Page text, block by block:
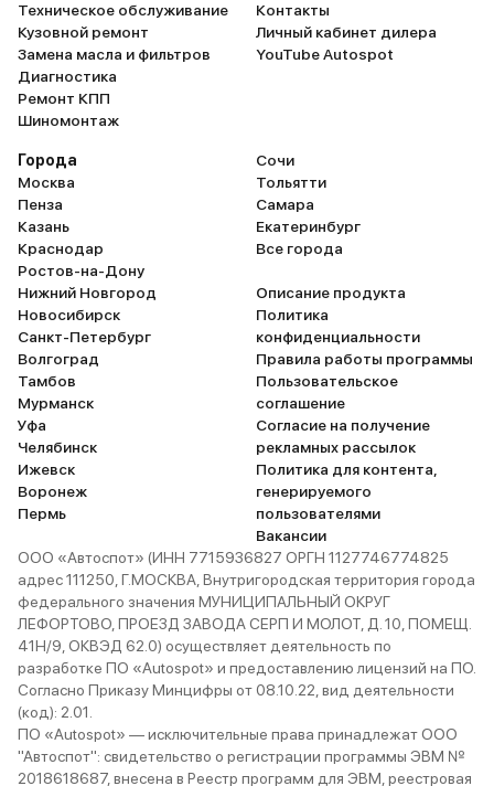
Техническое обслуживание
Кузовной ремонт
Замена масла и фильтров
Диагностика
Ремонт КПП
Шиномонтаж
Контакты
Личный кабинет дилера
YouTube Autospot
Города
Москва
Пенза
Казань
Краснодар
Ростов-на-Дону
Нижний Новгород
Новосибирск
Санкт-Петербург
Волгоград
Тамбов
Мурманск
Уфа
Челябинск
Ижевск
Воронеж
Пермь
Сочи
Тольятти
Самара
Екатеринбург
Все города
Описание продукта
Политика
конфиденциальности
Правила работы программы
Пользовательское
соглашение
Согласие на получение
рекламных рассылок
Политика для контента,
генерируемого
пользователями
Вакансии
ООО «Автоспот» (ИНН 7715936827 ОРГН 1127746774825
адрес 111250, Г.МОСКВА, Внутригородская территория города
федерального значения МУНИЦИПАЛЬНЫЙ ОКРУГ
ЛЕФОРТОВО, ПРОЕЗД ЗАВОДА СЕРП И МОЛОТ, Д. 10, ПОМЕЩ.
41Н/9, ОКВЭД 62.0) осуществляет деятельность по
разработке ПО «Autospot» и предоставлению лицензий на ПО.
Согласно Приказу Минцифры от 08.10.22, вид деятельности
(код): 2.01.
ПО «Autospot» — исключительные права принадлежат ООО
"Автоспот": свидетельство о регистрации программы ЭВМ №
2018618687, внесена в Реестр программ для ЭВМ, реестровая